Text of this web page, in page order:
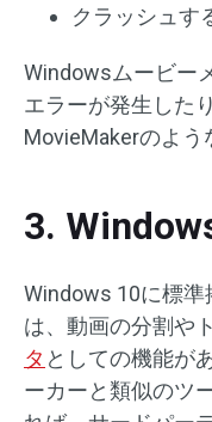
クラッシュす
Windowsムービー
エラーが発生した
MovieMakerのよう
3.
Windows 10に標
は、動画の分割や
タ としての機能が
ーカーと類似のツ